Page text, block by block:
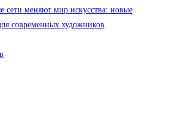
сети меняют мир искусства: новые
современных художников